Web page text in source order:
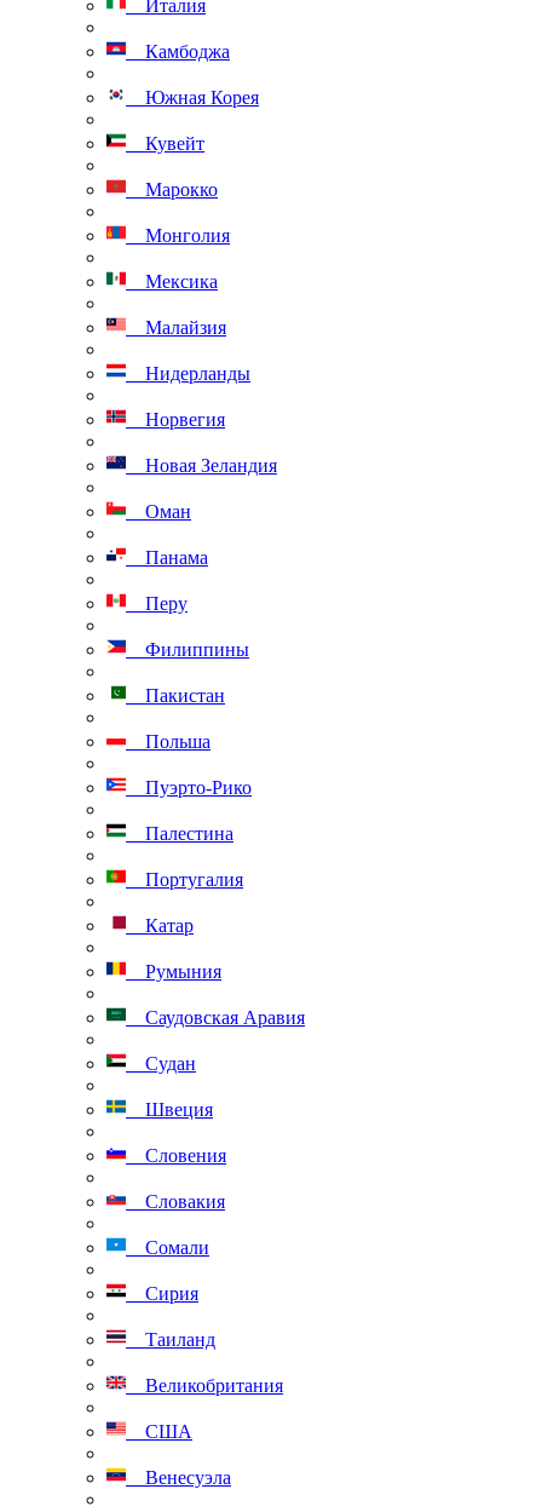
Италия
Камбоджа
Южная Корея
Кувейт
Марокко
Монголия
Мексика
Малайзия
Нидерланды
Норвегия
Новая Зеландия
Оман
Панама
Перу
Филиппины
Пакистан
Польша
Пуэрто-Рико
Палестина
Португалия
Катар
Румыния
Саудовская Аравия
Судан
Швеция
Словения
Словакия
Сомали
Сирия
Таиланд
Великобритания
США
Венесуэла